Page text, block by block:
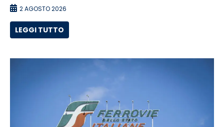
2 AGOSTO 2026
LEGGI TUTTO